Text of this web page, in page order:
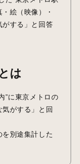
絵（映像）・
がする」と回答
は
”に東京メトロの
がする」と回
別途集計した